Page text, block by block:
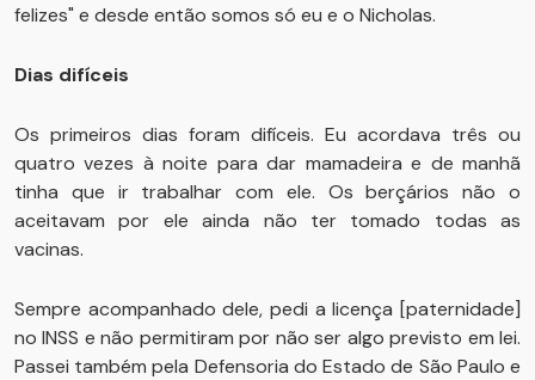
felizes" e desde então somos só eu e o Nicholas.
Dias difíceis
Os primeiros dias foram difíceis. Eu acordava três ou
quatro vezes à noite para dar mamadeira e de manhã
tinha que ir trabalhar com ele. Os berçários não o
aceitavam por ele ainda não ter tomado todas as
vacinas.
Sempre acompanhado dele, pedi a licença [paternidade]
no INSS e não permitiram por não ser algo previsto em lei.
Passei também pela Defensoria do Estado de São Paulo e